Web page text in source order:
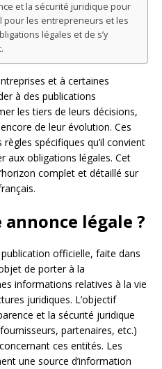
et la sécurité juridique pour
pour les entrepreneurs et les
légales et de s’y
et à certaines
à des publications
les tiers de leurs décisions,
de leur évolution. Ces
spécifiques qu’il convient
aux obligations légales. Cet
complet et détaillé sur
annonce légale ?
officielle, faite dans
de porter à la
informations relatives à la vie
juridiques. L’objectif
et la sécurité juridique
partenaires, etc.)
ces entités. Les
une source d’information